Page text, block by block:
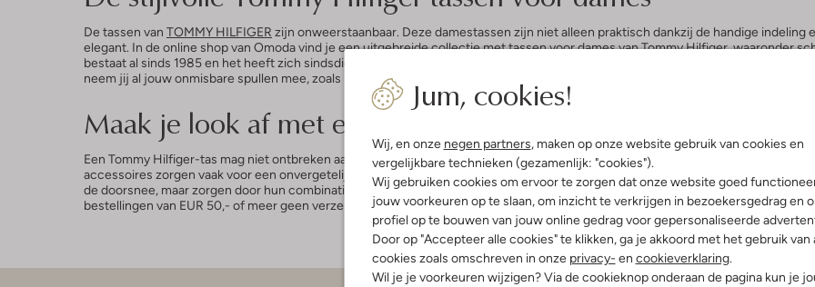
Jum, cookies!
Wij, en onze negen partners, maken op onze website gebruik van cookies en
vergelijkbare technieken (gezamenlijk: "cookies").
Wij gebruiken cookies om ervoor te zorgen dat onze website goed
jouw voorkeuren op te slaan, om inzicht te verkrijgen in bezoekersgedrag en
profiel op te bouwen van jouw online gedrag voor gepersonaliseerde
Door op "Accepteer alle cookies" te klikken, ga je akkoord met het gebruik van
cookies zoals omschreven in onze privacy- en cookieverklaring.
Wil je je voorkeuren wijzigen? Via de cookieknop onderaan de pagina kun je
De tassen van TOMMY HILFIGER zijn onweerstaanbaar. Deze damestassen zijn niet alleen praktisch dankzij de handige indeling
elegant. In de online shop van Omoda vind je een uitgebreide collectie met tassen voor dames van Tommy Hilfiger, waaronder
bestaat al sinds 1985 en het heeft zich sindsdien alleen nog maar verder ontwikkeld. Laat je verrassen door het brede scala aan
neem jij al jouw onmisbare spullen mee, zoals make-up, een flesje water, je portemonnee en je telefoon.
Maak je look af met een tas van Tommy Hilfiger
Een Tommy Hilfiger-tas mag niet ontbreken aan jouw outfit, of je nu gewoon een dagje naar kantoor gaat of naar een chique
accessoires zorgen vaak voor een onvergetelijk accent. De tassen voor dames van Tommy Hilfiger zijn daar zeker geschikt
de doorsnee, maar zorgen door hun combinatie van klassiek en trendy juist voor dat beetje meer. Heb je jouw favoriete tas van
bestellingen van EUR 50,- of meer geen verzendkosten. Daarnaast is het mogelijk om binnen 100 dagen kosteloos te